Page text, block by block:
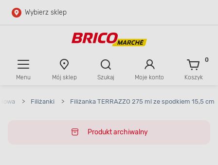
Przejdź do głównej zawartości
Wybierz sklep
Menu Mój sklep Szukaj Moje konto Koszyk
0
> Filiżanki > Filiżanka TERRAZZO 275 ml ze spodkiem 15,5 cm
Produkt archiwalny